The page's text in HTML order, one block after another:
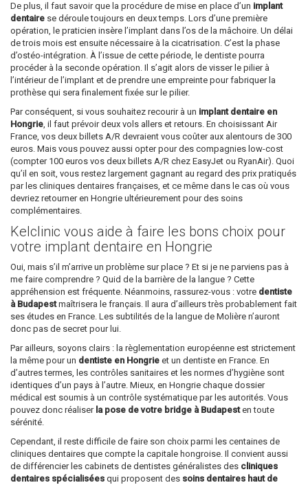
De plus, il faut savoir que la procédure de mise en place d’un implant
dentaire se déroule toujours en deux temps. Lors d’une première
opération, le praticien insère l’implant dans l’os de la mâchoire. Un délai
de trois mois est ensuite nécessaire à la cicatrisation. C’est la phase
d’ostéo-intégration. À l’issue de cette période, le dentiste pourra
procéder à la seconde opération. Il s’agit alors de visser le pilier à
l’intérieur de l’implant et de prendre une empreinte pour fabriquer la
prothèse qui sera finalement fixée sur le pilier.
Par conséquent, si vous souhaitez recourir à un implant dentaire en
Hongrie, il faut prévoir deux vols allers et retours. En choisissant Air
France, vos deux billets A/R devraient vous coûter aux alentours de 300
euros. Mais vous pouvez aussi opter pour des compagnies low-cost
(compter 100 euros vos deux billets A/R chez EasyJet ou RyanAir). Quoi
qu’il en soit, vous restez largement gagnant au regard des prix pratiqués
par les cliniques dentaires françaises, et ce même dans le cas où vous
devriez retourner en Hongrie ultérieurement pour des soins
complémentaires.
Kelclinic vous aide à faire les bons choix pour
votre implant dentaire en Hongrie
Oui, mais s’il m’arrive un problème sur place ? Et si je ne parviens pas à
me faire comprendre ? Quid de la barrière de la langue ? Cette
appréhension est fréquente. Néanmoins, rassurez-vous : votre dentiste
à Budapestmaîtrisera le français. Il aura d’ailleurs très probablement fait
ses études en France. Les subtilités de la langue de Molière n’auront
donc pas de secret pour lui.
Par ailleurs, soyons clairs : la règlementation européenne est strictement
la même pour un dentiste en Hongrie et un dentiste en France. En
d’autres termes, les contrôles sanitaires et les normes d’hygiène sont
identiques d’un pays à l’autre. Mieux, en Hongrie chaque dossier
médical est soumis à un contrôle systématique par les autorités. Vous
pouvez donc réaliser la pose de votre bridge à Budapesten toute
sérénité.
Cependant, il reste difficile de faire son choix parmi les centaines de
cliniques dentaires que compte la capitale hongroise. Il convient aussi
de différencier les cabinets de dentistes généralistes des cliniques
dentaires spécialisées qui proposent des soins dentaires haut de